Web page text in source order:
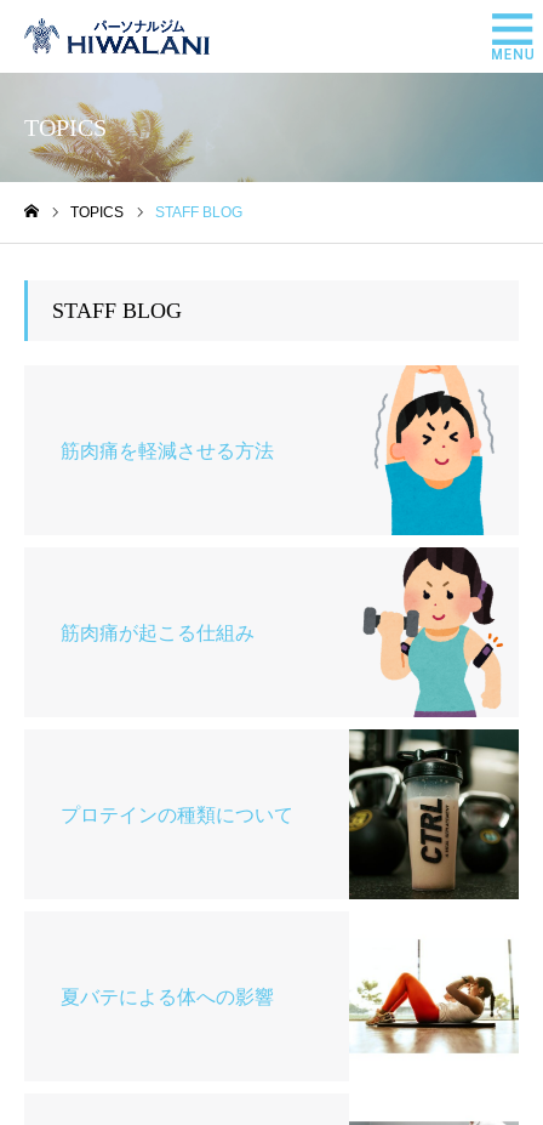
TOPICS
TOPICS STAFF BLOG
STAFF BLOG
筋肉痛を軽減させる方法
筋肉痛が起こる仕組み
プロテインの種類について
夏バテによる体への影響